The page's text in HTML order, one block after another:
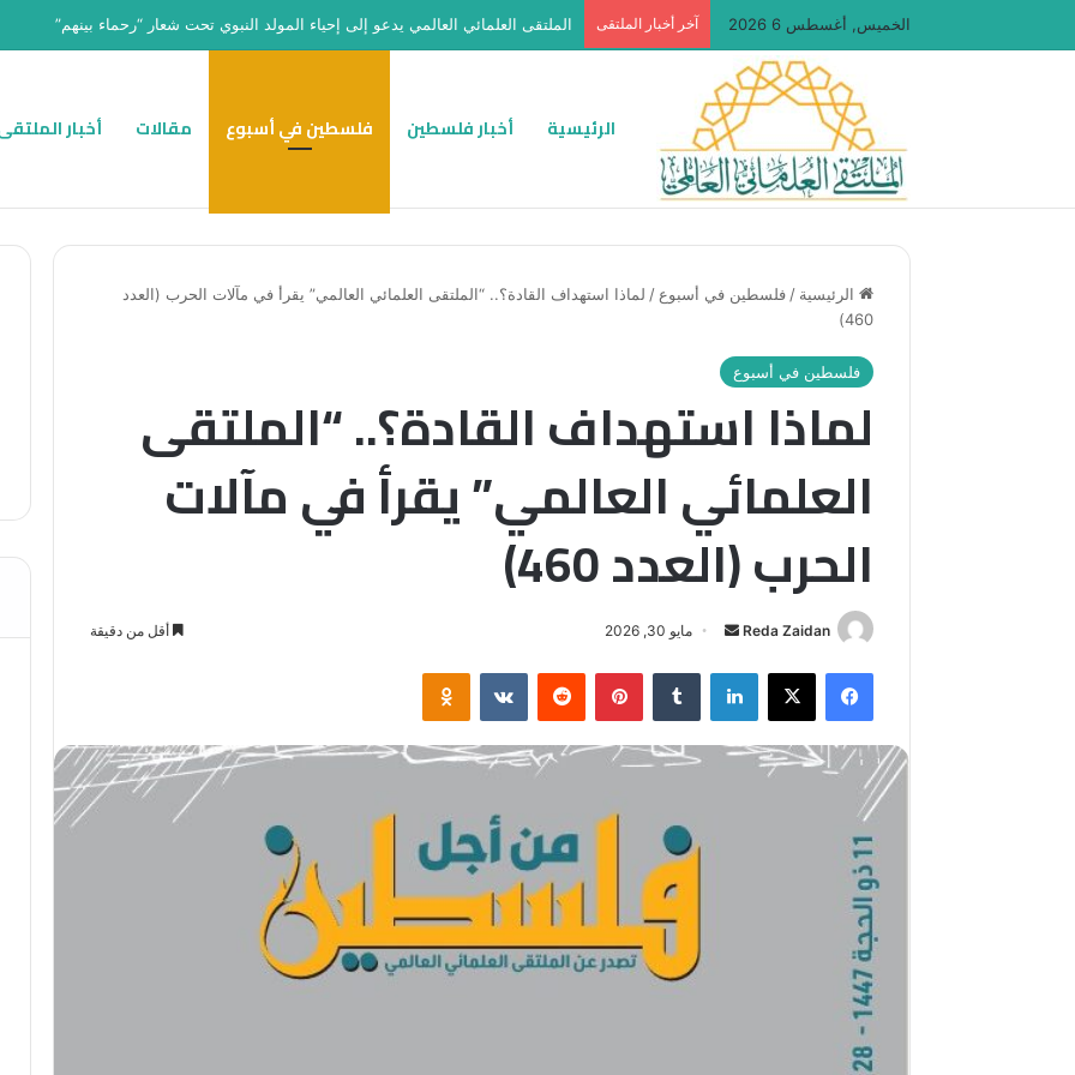
الخميس, أغسطس 6 2026 آخر أخبار الملتقى الملتقى العلمائي العالمي يدعو إلى إحياء المولد النبوي تحت شعار “رحماء بينهم”
الرئيسية أخبار فلسطين فلسطين في أسبوع مقالات أخبار
الرئيسية / فلسطين في أسبوع / لماذا استهداف القادة؟.. “الملتقى العلمائي العالمي” يقرأ في مآلات الحرب (العدد
460)
فلسطين في أسبوع
لماذا استهداف القادة؟.. “الملتقى
العلمائي العالمي” يقرأ في مآلات
الحرب (العدد 460)
Reda Zaidan
أرسل
إلكترونيا
مايو 30, 2026 أقل من دقيقة
فيسبوك ‫X لينكدإن بينتيريست Odnoklassniki